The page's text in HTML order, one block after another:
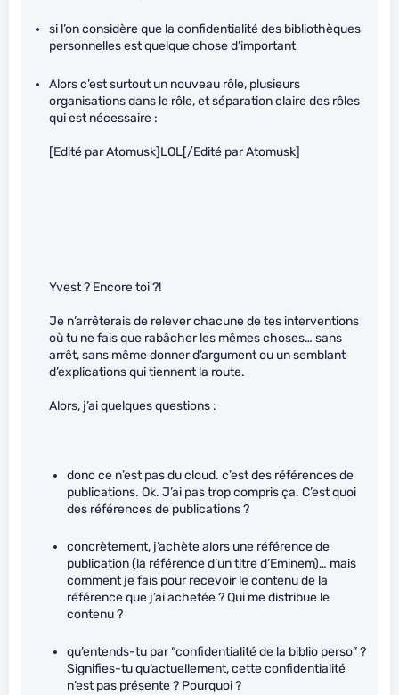
si l’on considère que la confidentialité des bibliothèques
personnelles est quelque chose d’important
Alors c’est surtout un nouveau rôle, plusieurs
organisations dans le rôle, et séparation claire des rôles
qui est nécessaire :
[Edité par Atomusk]LOL[/Edité par Atomusk]
Yvest ? Encore toi ?!
Je n’arrêterais de relever chacune de tes interventions
où tu ne fais que rabâcher les mêmes choses… sans
arrêt, sans même donner d’argument ou un semblant
d’explications qui tiennent la route.
Alors, j’ai quelques questions :
donc ce n’est pas du cloud. c’est des références de
publications. Ok. J’ai pas trop compris ça. C’est quoi
des références de publications ?
concrètement, j’achète alors une référence de
publication (la référence d’un titre d’Eminem)… mais
comment je fais pour recevoir le contenu de la
référence que j’ai achetée ? Qui me distribue le
contenu ?
qu’entends-tu par “confidentialité de la biblio perso” ?
Signifies-tu qu’actuellement, cette confidentialité
n’est pas présente ? Pourquoi ?